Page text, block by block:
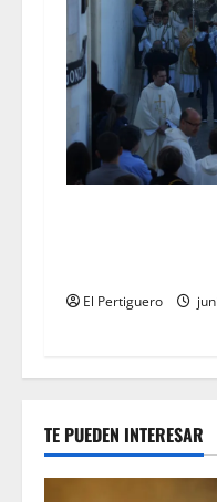
El Pertiguero
TE PUEDEN INTERESAR